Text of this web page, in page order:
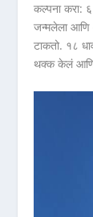
कल्पना करा:
जन्मलेला
टाकतो. १८
थक्क केलं आणि